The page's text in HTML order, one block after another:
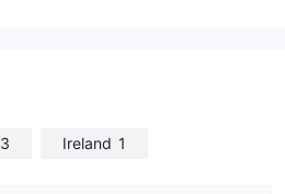
3 Ireland 1